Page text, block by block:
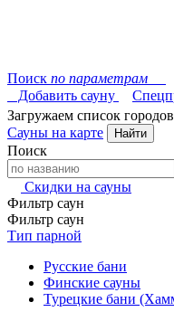
Поиск по параметрам
Добавить сауну
Загружаем список
Сауны на карте
Найти
Поиск
Скидки на сауны
Фильтр саун
Фильтр саун
Тип парной
Русские бани
Финские сауны
Турецкие бани